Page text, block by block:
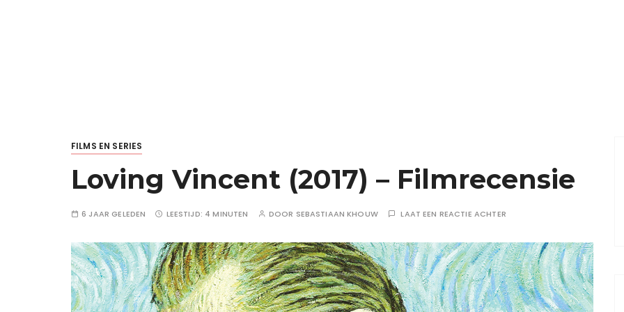
FILMS EN SERIES
Loving Vincent (2017) – Filmrecensie
6 JAAR GELEDEN LEESTIJD: 4 MINUTEN DOOR SEBASTIAAN KHOUW LAAT EEN REACTIE ACHTER